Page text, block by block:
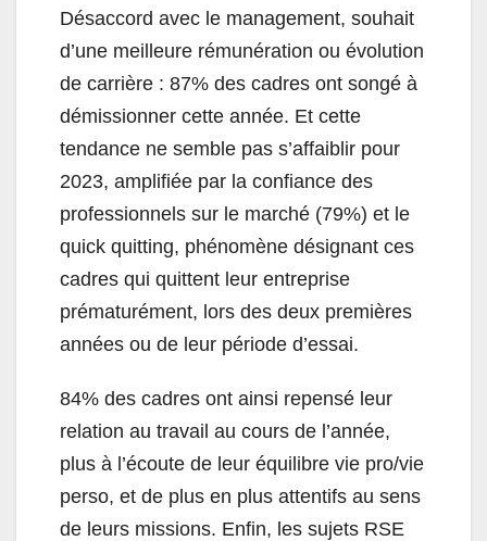
Désaccord avec le management, souhait
d’une meilleure rémunération ou évolution
de carrière : 87% des cadres ont songé à
démissionner cette année. Et cette
tendance ne semble pas s’affaiblir pour
2023, amplifiée par la confiance des
professionnels sur le marché (79%) et le
quick quitting, phénomène désignant ces
cadres qui quittent leur entreprise
prématurément, lors des deux premières
années ou de leur période d’essai.
84% des cadres ont ainsi repensé leur
relation au travail au cours de l’année,
plus à l’écoute de leur équilibre vie pro/vie
perso, et de plus en plus attentifs au sens
de leurs missions. Enfin, les sujets RSE